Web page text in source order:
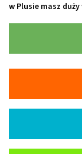
w Plusie masz